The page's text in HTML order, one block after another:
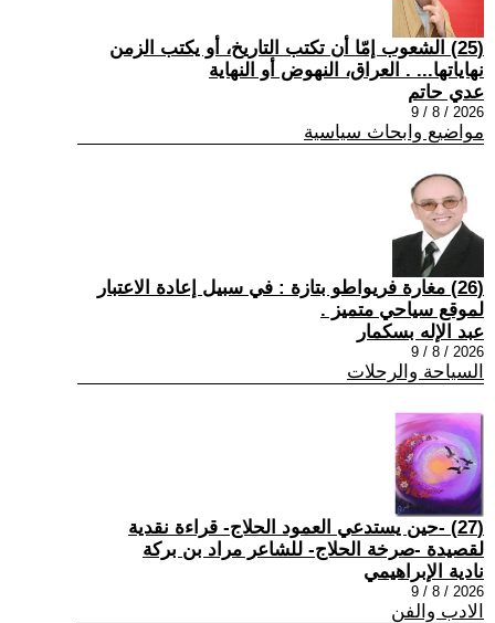
(25) الشعوب إمّا أن تكتب التاريخ، أو يكتب الزمن
نهاياتها... . العراق، النهوض أو النهاية
عدي حاتم
2026 / 8 / 9
مواضيع وابحاث سياسية
(26) مغارة فريواطو بتازة : في سبيل إعادة الاعتبار
لموقع سياحي متميز .
عبد الإله بسكمار
2026 / 8 / 9
السياحة والرحلات
(27) -حين يستدعي العمود الحلاج- قراءة نقدية
لقصيدة -صرخة الحلاج- للشاعر مراد بن بركة
نادية الإبراهيمي
2026 / 8 / 9
الادب والفن